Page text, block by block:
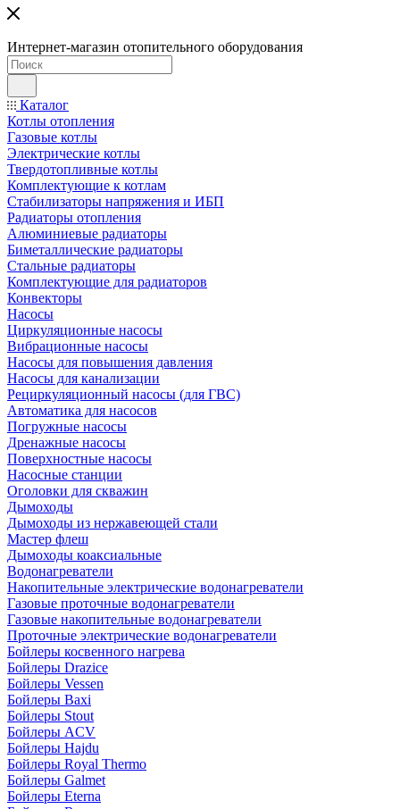
Интернет-магазин отопительного оборудования
Каталог
Котлы отопления
Газовые котлы
Электрические котлы
Твердотопливные котлы
Комплектующие к котлам
Стабилизаторы напряжения и ИБП
Радиаторы отопления
Алюминиевые радиаторы
Биметаллические радиаторы
Стальные радиаторы
Комплектующие для радиаторов
Конвекторы
Насосы
Циркуляционные насосы
Вибрационные насосы
Насосы для повышения давления
Насосы для канализации
Рециркуляционный насосы (для ГВС)
Автоматика для насосов
Погружные насосы
Дренажные насосы
Поверхностные насосы
Насосные станции
Оголовки для скважин
Дымоходы
Дымоходы из нержавеющей стали
Мастер флеш
Дымоходы коаксиальные
Водонагреватели
Накопительные электрические водонагреватели
Газовые проточные водонагреватели
Газовые накопительные водонагреватели
Проточные электрические водонагреватели
Бойлеры косвенного нагрева
Бойлеры Drazice
Бойлеры Vessen
Бойлеры Baxi
Бойлеры Stout
Бойлеры ACV
Бойлеры Hajdu
Бойлеры Royal Thermo
Бойлеры Galmet
Бойлеры Eterna